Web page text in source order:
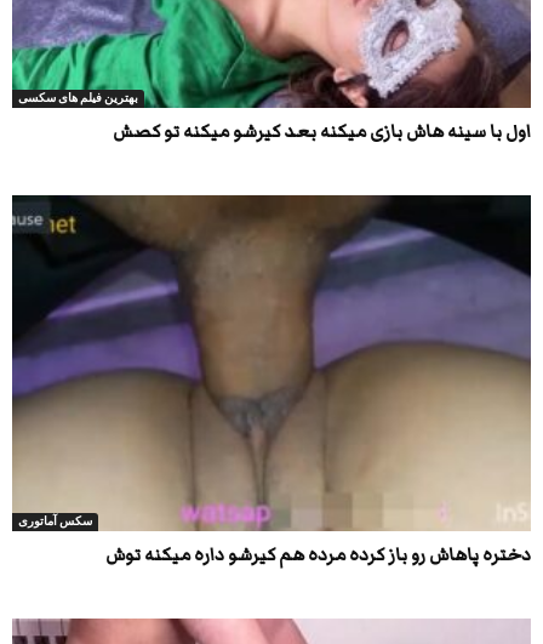
بهترین فیلم های سکسی
اول با سینه هاش بازی میکنه بعد کیرشو میکنه تو کصش
سکس آماتوری
دختره پاهاش رو باز کرده مرده هم کیرشو داره میکنه توش